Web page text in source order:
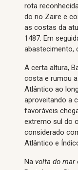
rota
do rio Zaire e
as costas da
1487. Em
abastecimento,
A certa altura,
costa e rumou
Atlântico ao
aproveitando a
favoráveis
extremo sul do
considerado
Atlântico e
Na volta do mar